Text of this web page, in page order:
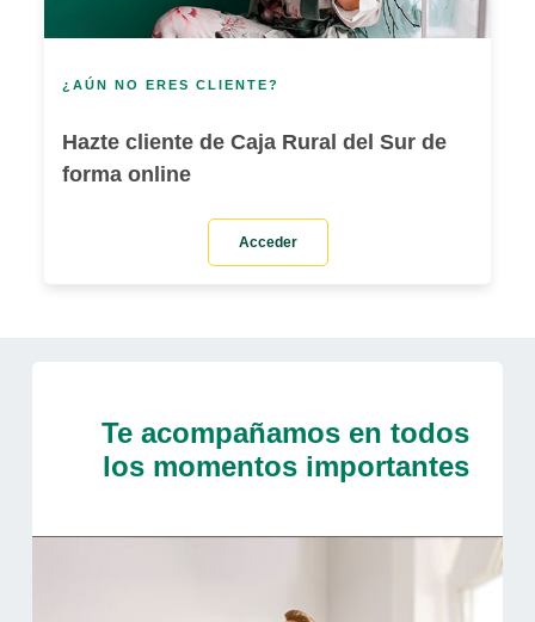
¿AÚN NO ERES CLIENTE?
Hazte cliente de Caja Rural del Sur de
forma online
Acceder
Te acompañamos en todos
los momentos importantes